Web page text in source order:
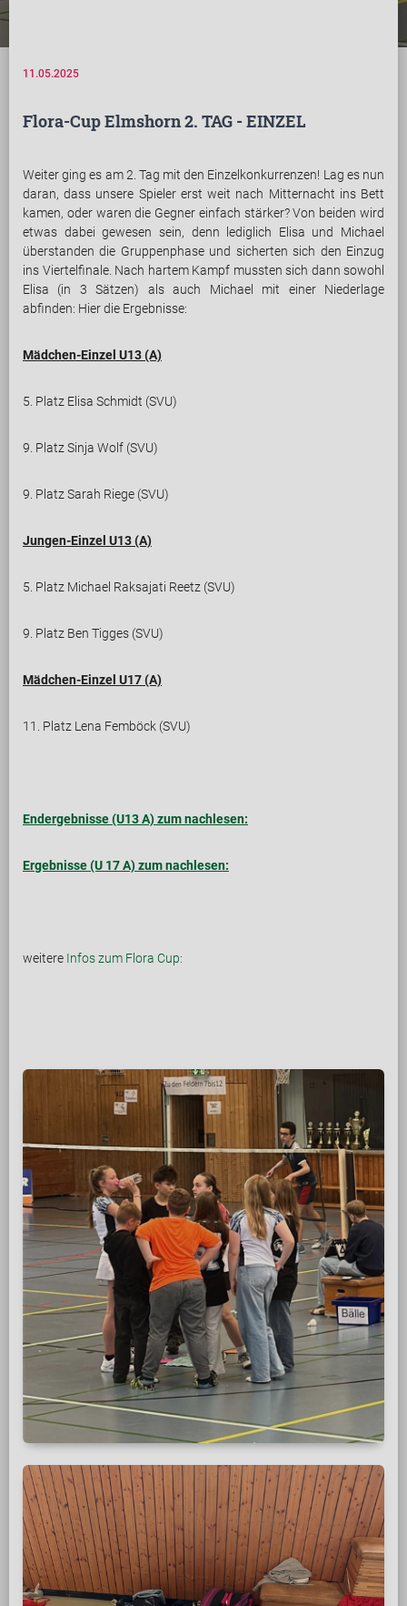
11.05.2025
Flora-Cup Elmshorn 2. TAG - EINZEL
Weiter ging es am 2. Tag mit den Einzelkonkurrenzen! Lag es nun
daran, dass unsere Spieler erst weit nach Mitternacht ins Bett
kamen, oder waren die Gegner einfach stärker? Von beiden wird
etwas dabei gewesen sein, denn lediglich Elisa und Michael
überstanden die Gruppenphase und sicherten sich den Einzug
ins Viertelfinale. Nach hartem Kampf mussten sich dann sowohl
Elisa (in 3 Sätzen) als auch Michael mit einer Niederlage
abfinden: Hier die Ergebnisse:
Mädchen-Einzel U13 (A)
5. Platz Elisa Schmidt (SVU)
9. Platz Sinja Wolf (SVU)
9. Platz Sarah Riege (SVU)
Jungen-Einzel U13 (A)
5. Platz Michael Raksajati Reetz (SVU)
9. Platz Ben Tigges (SVU)
Mädchen-Einzel U17 (A)
11. Platz Lena Femböck (SVU)
Endergebnisse (U13 A) zum nachlesen:
Ergebnisse (U 17 A) zum nachlesen:
weitere Infos zum Flora Cup: